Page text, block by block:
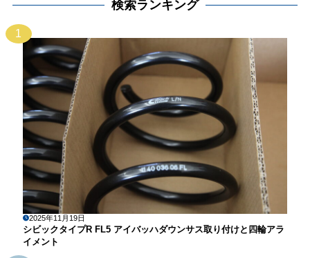
検索ランキング
1
2025年11月19日
シビックタイプR FL5 アイバッハダウンサス取り付けと四輪アラ
イメント